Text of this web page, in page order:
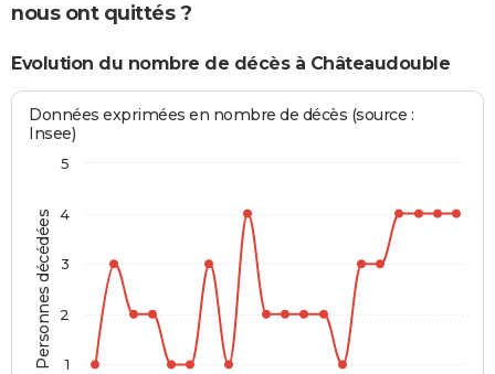
nous ont quittés ?
Evolution du nombre de décès à Châteaudouble
Personnes décédées
Données exprimées en nombre de décès (source :
Insee)
1
2
3
4
5